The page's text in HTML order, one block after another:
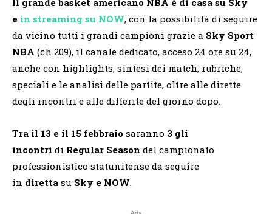
Il grande basket americano NBA è di casa su Sky
e in streaming su NOW, con la possibilità di seguire
da vicino tutti i grandi campioni grazie a Sky Sport
NBA (ch 209), il canale dedicato, acceso 24 ore su 24,
anche con highlights, sintesi dei match, rubriche,
speciali e le analisi delle partite, oltre alle dirette
degli incontri e alle differite del giorno dopo.
Tra il 13 e il 15 febbraio saranno 3 gli
incontri di Regular Season del campionato
professionistico statunitense da seguire
in diretta su Sky e NOW.